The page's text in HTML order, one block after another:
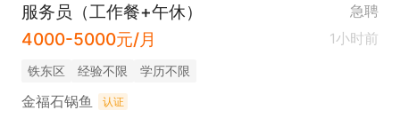
服务员（工作餐+午休） 急聘
4000-5000元/月 1小时前
铁东区 经验不限 学历不限
金福石锅鱼 认证